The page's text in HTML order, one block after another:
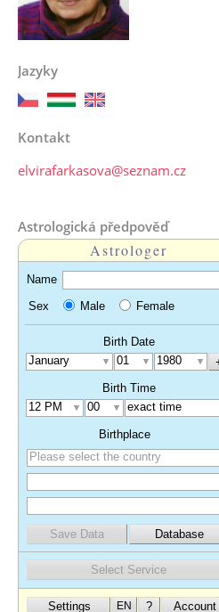
Jazyky
Kontakt
elvirafarkasova@seznam.cz
Astrologická předpověď